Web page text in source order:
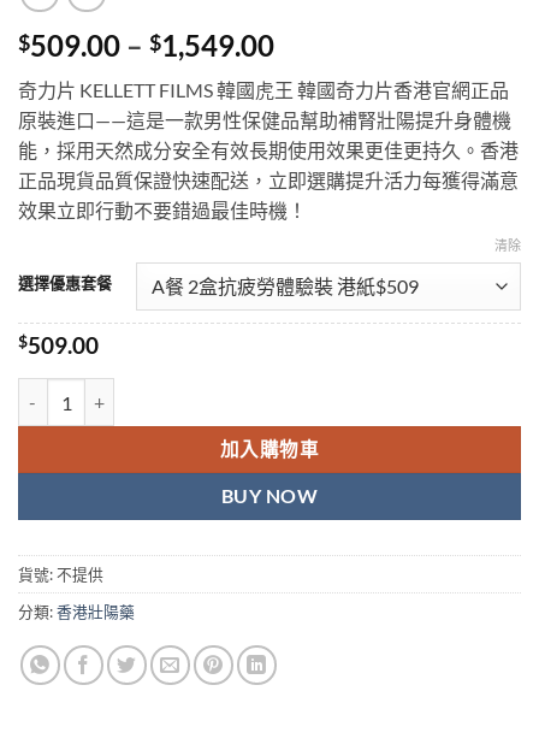
$509.00 – $1,549.00Price
range:
$509.00
through
$1,549.00
奇力片 KELLETT FILMS 韓國虎王 韓國奇力片香港官網正品
原裝進口——這是一款男性保健品幫助補腎壯陽提升身體機
能，採用天然成分安全有效長期使用效果更佳更持久。香港
正品現貨品質保證快速配送，立即選購提升活力每獲得滿意
效果立即行動不要錯過最佳時機！
選擇優惠套餐
清除
$509.00
加入購物車
BUY NOW
貨號:不提供
分類:香港壯陽藥